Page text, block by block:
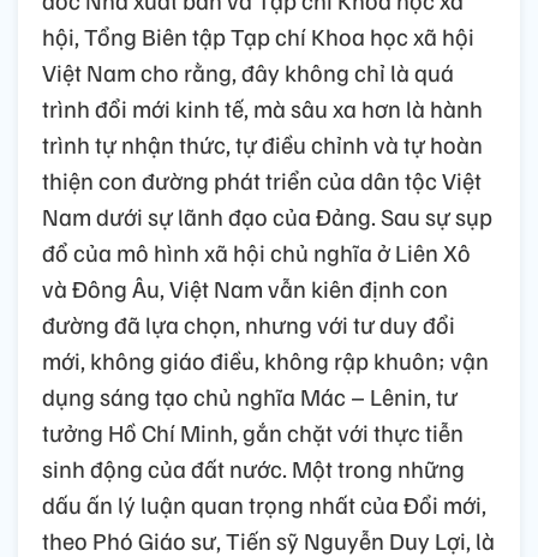
hội, Tổng Biên tập Tạp chí Khoa học xã hội
Việt Nam cho rằng, đây không chỉ là quá
trình đổi mới kinh tế, mà sâu xa hơn là hành
trình tự nhận thức, tự điều chỉnh và tự hoàn
thiện con đường phát triển của dân tộc Việt
Nam dưới sự lãnh đạo của Đảng. Sau sự sụp
đổ của mô hình xã hội chủ nghĩa ở Liên Xô
và Đông Âu, Việt Nam vẫn kiên định con
đường đã lựa chọn, nhưng với tư duy đổi
mới, không giáo điều, không rập khuôn; vận
dụng sáng tạo chủ nghĩa Mác – Lênin, tư
tưởng Hồ Chí Minh, gắn chặt với thực tiễn
sinh động của đất nước. Một trong những
dấu ấn lý luận quan trọng nhất của Đổi mới,
theo Phó Giáo sư, Tiến sỹ Nguyễn Duy Lợi, là